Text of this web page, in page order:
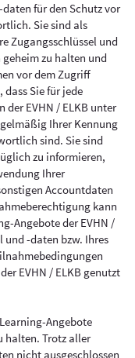
für den Schutz vor
Sie sind als
Zugangsschlüssel und
zu halten und
vor dem Zugriff
dass Sie für jede
der EVHN / ELKB unter
Ihrer Kennung
sind. Sie sind
zu informieren,
Ihrer
Accountdaten
kann
Angebote der EVHN /
und -daten bzw. Ihres
EVHN / ELKB genutzt
Angebote
halten. Trotz aller
nicht ausgeschlossen